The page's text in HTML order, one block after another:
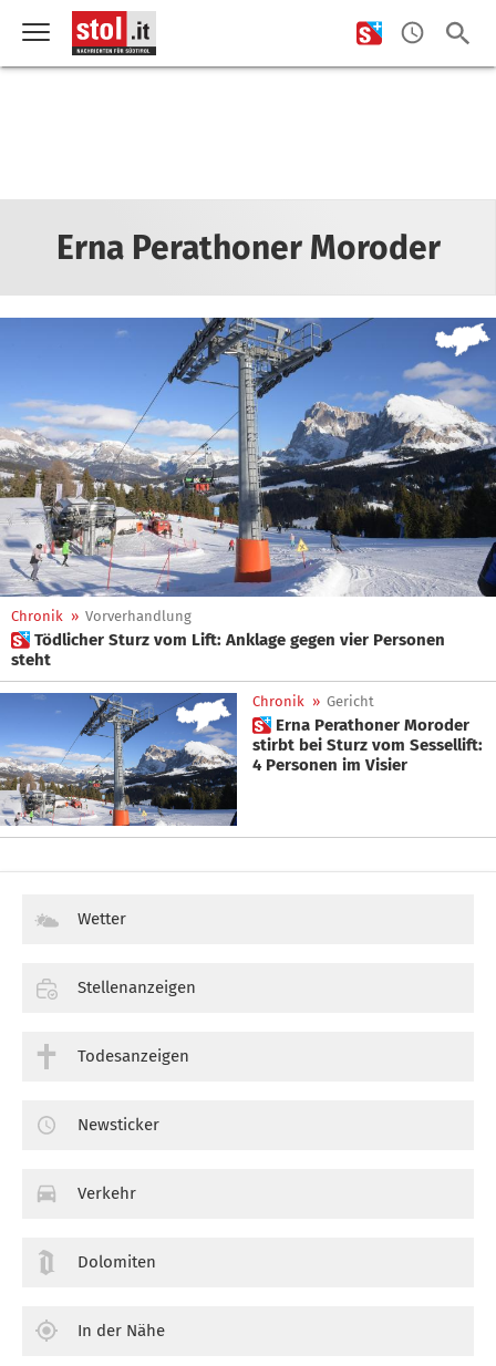
Erna Perathoner Moroder
Chronik » Vorverhandlung
 Tödlicher Sturz vom Lift: Anklage gegen vier Personen
steht
Chronik » Gericht
 Erna Perathoner Moroder
stirbt bei Sturz vom Sessellift:
4 Personen im Visier
Wetter
Stellenanzeigen
Todesanzeigen
Newsticker
Verkehr
Dolomiten
In der Nähe